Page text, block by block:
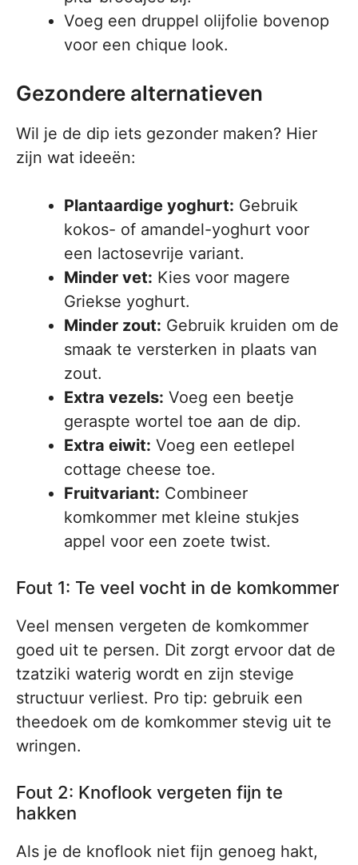
Voeg een druppel olijfolie bovenop
voor een chique look.
Gezondere alternatieven
Wil je de dip iets gezonder maken? Hier
zijn wat ideeën:
Plantaardige yoghurt: Gebruik
kokos- of amandel-yoghurt voor
een lactosevrije variant.
Minder vet: Kies voor magere
Griekse yoghurt.
Minder zout: Gebruik kruiden om de
smaak te versterken in plaats van
zout.
Extra vezels: Voeg een beetje
geraspte wortel toe aan de dip.
Extra eiwit: Voeg een eetlepel
cottage cheese toe.
Fruitvariant: Combineer
komkommer met kleine stukjes
appel voor een zoete twist.
Fout 1: Te veel vocht in de komkommer
Veel mensen vergeten de komkommer
goed uit te persen. Dit zorgt ervoor dat de
tzatziki waterig wordt en zijn stevige
structuur verliest. Pro tip: gebruik een
theedoek om de komkommer stevig uit te
wringen.
Fout 2: Knoflook vergeten fijn te
hakken
Als je de knoflook niet fijn genoeg hakt,